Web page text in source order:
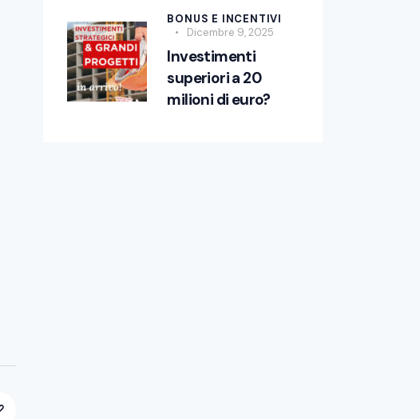
BONUS E INCENTIVI
Dicembre 9, 2025
Investimenti
superiori a 20
milioni di euro?